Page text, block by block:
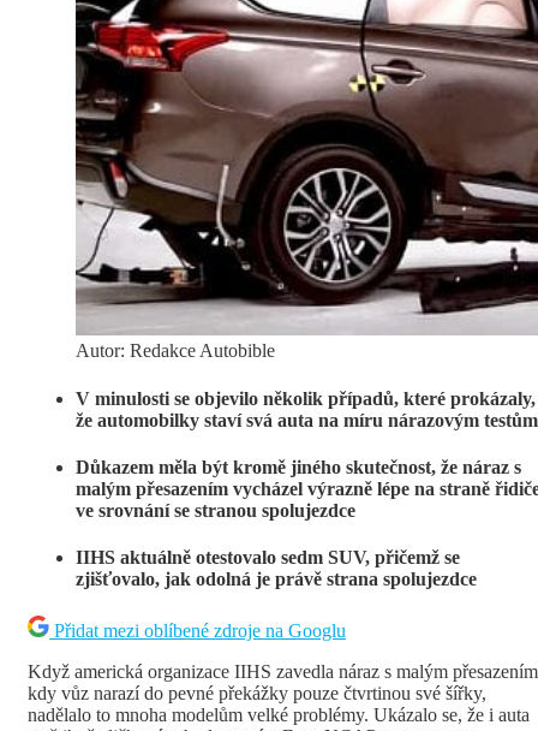
Autor: Redakce Autobible
V minulosti se objevilo několik případů, které prokázaly,
že automobilky staví svá auta na míru nárazovým
Důkazem měla být kromě jiného skutečnost, že náraz s
malým přesazením vycházel výrazně lépe na straně
ve srovnání se stranou spolujezdce
IIHS aktuálně otestovalo sedm SUV, přičemž se
zjišťovalo, jak odolná je právě strana spolujezdce
Přidat mezi oblíbené zdroje na Googlu
Když americká organizace IIHS zavedla náraz s malým
kdy vůz narazí do pevné překážky pouze čtvrtinou své šířky,
nadělalo to mnoha modelům velké problémy. Ukázalo se, že i auta